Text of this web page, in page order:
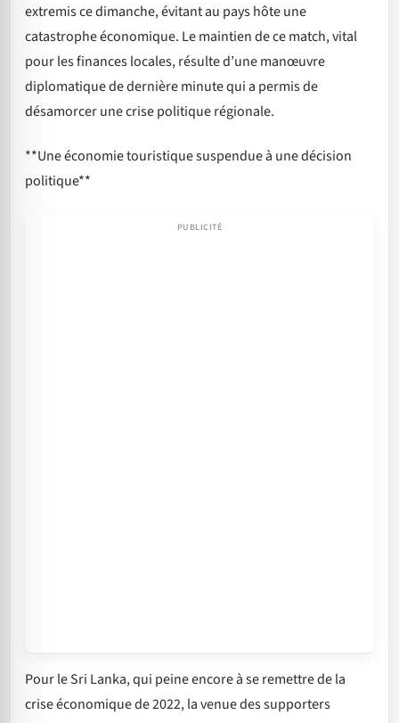
extremis ce dimanche, évitant au pays hôte une
catastrophe économique. Le maintien de ce match, vital
pour les finances locales, résulte d’une manœuvre
diplomatique de dernière minute qui a permis de
désamorcer une crise politique régionale.
**Une économie touristique suspendue à une décision
politique**
Pour le Sri Lanka, qui peine encore à se remettre de la
crise économique de 2022, la venue des supporters